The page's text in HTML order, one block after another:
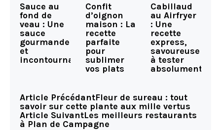
Sauce au
fond de
veau : Une
sauce
gourmande
et
incontournable
Confit
d’oignon
maison : La
recette
parfaite
pour
sublimer
vos plats
Cabillaud
au Airfryer
: Une
recette
express,
savoureuse
à tester
absolument
Article PrécédantFleur de sureau : tout
savoir sur cette plante aux mille vertus
Article SuivantLes meilleurs restaurants
à Plan de Campagne